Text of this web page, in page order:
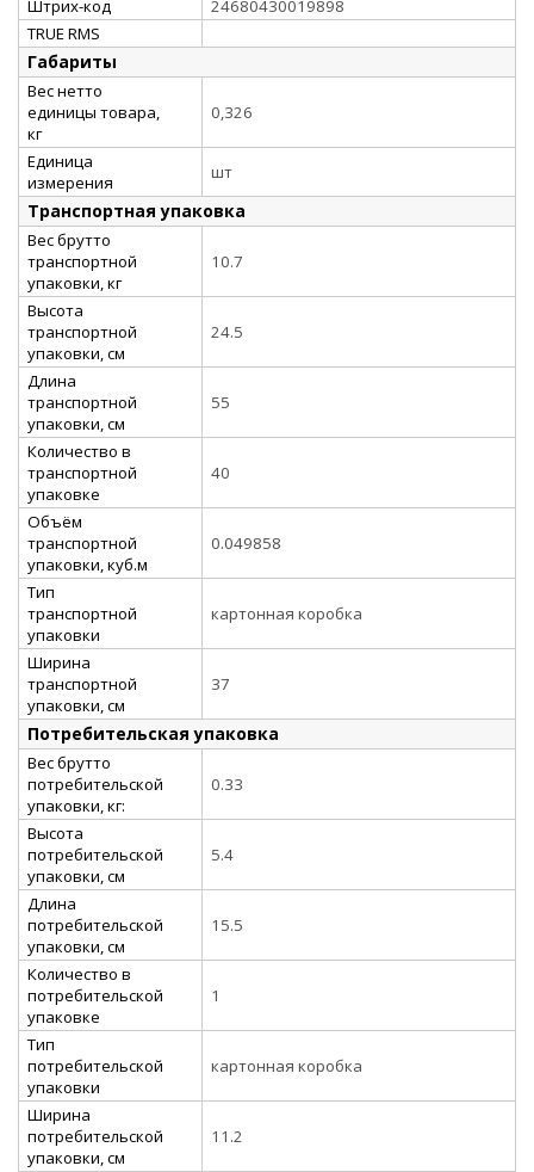
Штрих-код
24680430019898
TRUE RMS
Габариты
Вес нетто
единицы товара,
кг
0,326
Единица
измерения
шт
Транспортная упаковка
Вес брутто
транспортной
упаковки, кг
10.7
Высота
транспортной
упаковки, см
24.5
Длина
транспортной
упаковки, см
55
Количество в
транспортной
упаковке
40
Объём
транспортной
упаковки, куб.м
0.049858
Тип
транспортной
упаковки
картонная коробка
Ширина
транспортной
упаковки, см
37
Потребительская упаковка
Вес брутто
потребительской
упаковки, кг:
0.33
Высота
потребительской
упаковки, см
5.4
Длина
потребительской
упаковки, см
15.5
Количество в
потребительской
упаковке
1
Тип
потребительской
упаковки
картонная коробка
Ширина
потребительской
упаковки, см
11.2